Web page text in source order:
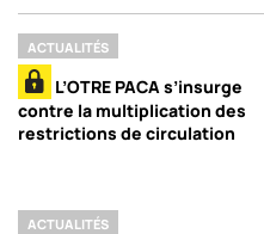
ACTUALITÉS
L’OTRE PACA s’insurge
contre la multiplication des
restrictions de circulation
ACTUALITÉS